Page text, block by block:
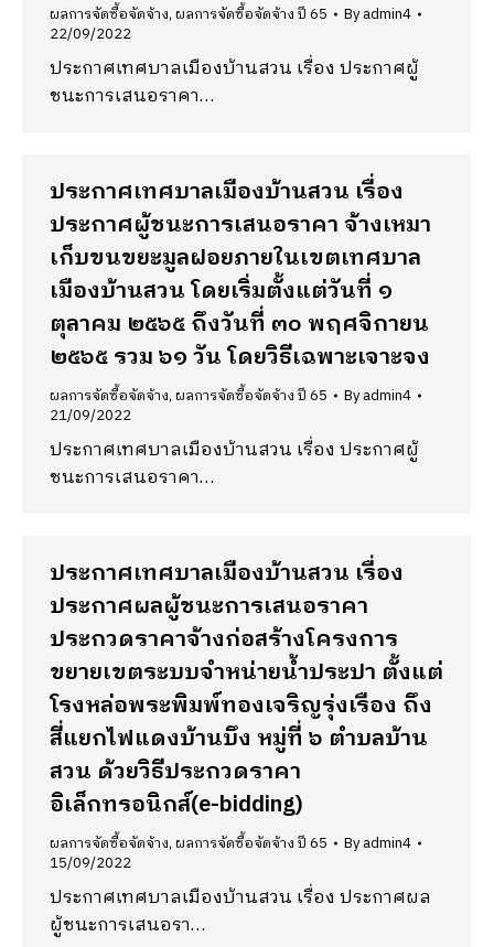
ผลการจัดซื้อจัดจ้าง,ผลการจัดซื้อจัดจ้าง ปี 65 Byadmin4
22/09/2022
ประกาศเทศบาลเมืองบ้านสวน เรื่อง ประกาศผู้
ชนะการเสนอราคา…
ประกาศเทศบาลเมืองบ้านสวน เรื่อง
ประกาศผู้ชนะการเสนอราคา จ้างเหมา
เก็บขนขยะมูลฝอยภายในเขตเทศบาล
เมืองบ้านสวน โดยเริ่มตั้งแต่วันที่ ๑
ตุลาคม ๒๕๖๕ ถึงวันที่ ๓๐ พฤศจิกายน
๒๕๖๕ รวม ๖๑ วัน โดยวิธีเฉพาะเจาะจง
ผลการจัดซื้อจัดจ้าง,ผลการจัดซื้อจัดจ้าง ปี 65 Byadmin4
21/09/2022
ประกาศเทศบาลเมืองบ้านสวน เรื่อง ประกาศผู้
ชนะการเสนอราคา…
ประกาศเทศบาลเมืองบ้านสวน เรื่อง
ประกาศผลผู้ชนะการเสนอราคา
ประกวดราคาจ้างก่อสร้างโครงการ
ขยายเขตระบบจำหน่ายน้ำประปา ตั้งแต่
โรงหล่อพระพิมพ์ทองเจริญรุ่งเรือง ถึง
สี่แยกไฟแดงบ้านบึง หมู่ที่ ๖ ตำบลบ้าน
สวน ด้วยวิธีประกวดราคา
อิเล็กทรอนิกส์(e-bidding)
ผลการจัดซื้อจัดจ้าง,ผลการจัดซื้อจัดจ้าง ปี 65 Byadmin4
15/09/2022
ประกาศเทศบาลเมืองบ้านสวน เรื่อง ประกาศผล
ผู้ชนะการเสนอรา…